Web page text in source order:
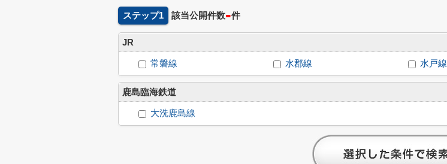
ステップ1 該当公開件数-件
JR
常磐線 水郡線 水戸線
鹿島臨海鉄道
大洗鹿島線